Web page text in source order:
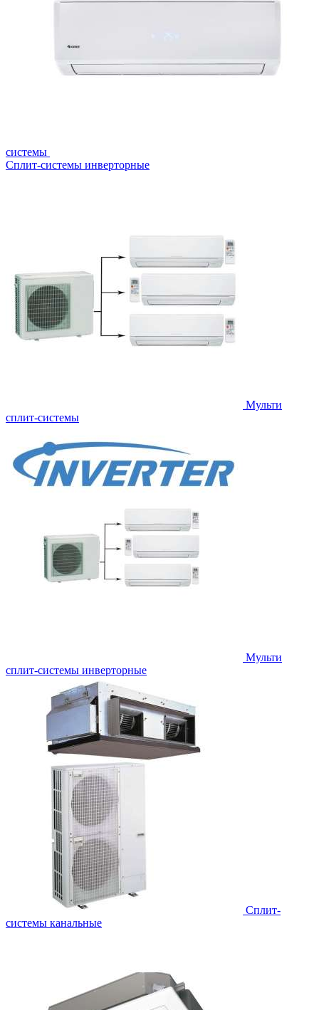
системы
Сплит-системы инверторные
Мульти
сплит-системы
Мульти
сплит-системы инверторные
Сплит-
системы канальные